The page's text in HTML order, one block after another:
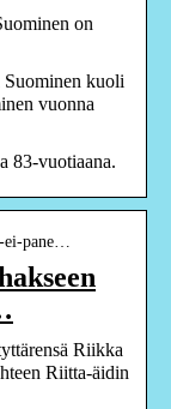
on
kuoli
vuonna
83-vuotiaana.
pane…
Riikka
Riitta-äidin